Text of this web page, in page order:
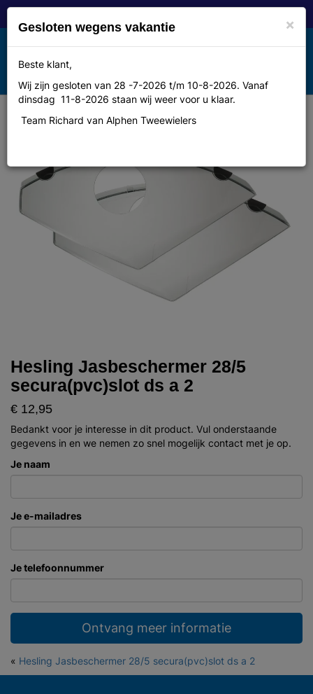
Toggle
navigation
MENU
Hesling Jasbeschermer 28/5
secura(pvc)slot ds a 2
€ 12,95
Bedankt voor je interesse in dit product. Vul onderstaande
gegevens in en we nemen zo snel mogelijk contact met je op.
Je naam
Je e-mailadres
Je telefoonnummer
Ontvang meer informatie
« Hesling Jasbeschermer 28/5 secura(pvc)slot ds a 2
×
Gesloten wegens vakantie
Beste klant,
Wij zijn gesloten van 28 -7-2026 t/m 10-8-2026. Vanaf
dinsdag 11-8-2026 staan wij weer voor u klaar.
Team Richard van Alphen Tweewielers